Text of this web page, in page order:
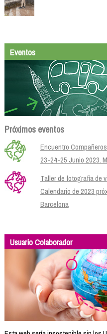
Eventos
Próximos eventos
Encuentro
23-24-25 Junio 2023.
Taller de fotografía de
Calendario de 2023
Barcelona
Usuario Colaborador